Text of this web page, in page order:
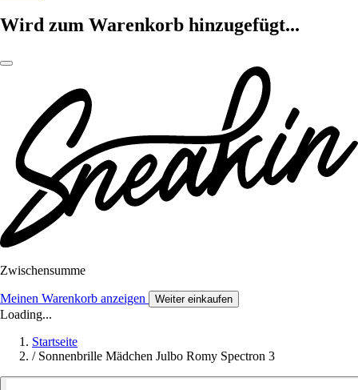
Wird zum Warenkorb hinzugefügt...
Zwischensumme
Meinen Warenkorb anzeigen Weiter einkaufen
Loading...
Startseite
/ Sonnenbrille Mädchen Julbo Romy Spectron 3